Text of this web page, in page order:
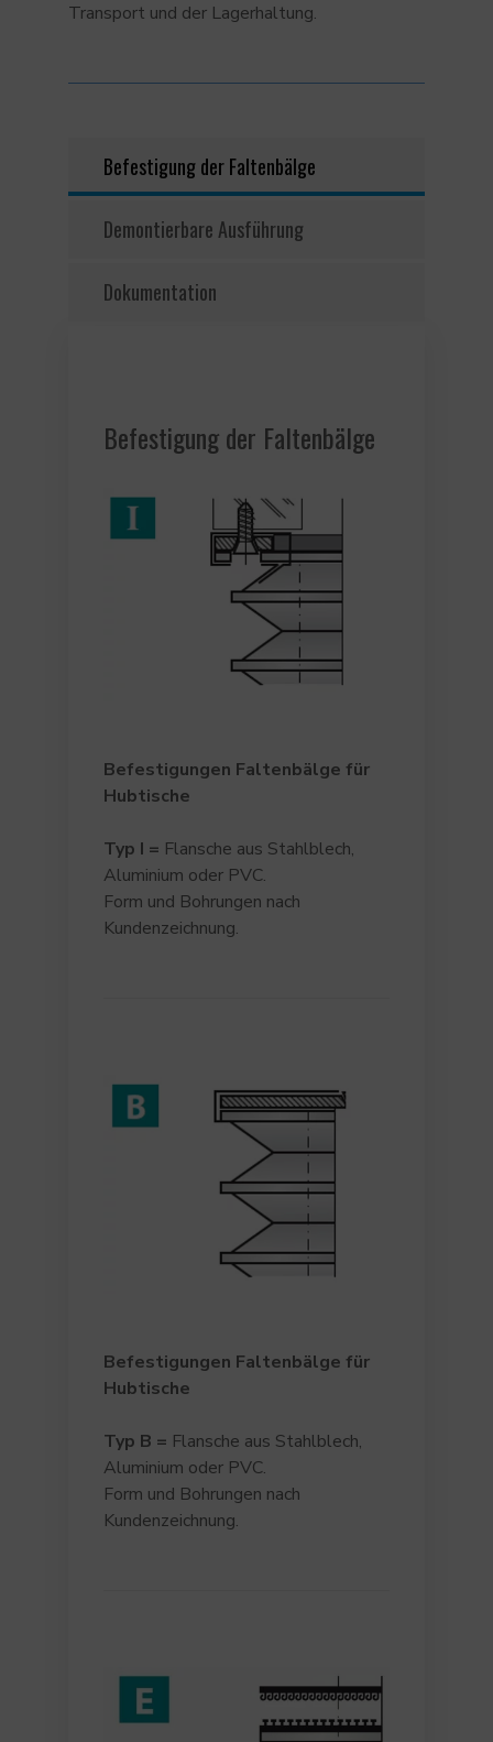
Transport und der Lagerhaltung.
Befestigung der Faltenbälge
Demontierbare Ausführung
Dokumentation
Befestigung der Faltenbälge
Befestigungen Faltenbälge für
Hubtische
Typ I = Flansche aus Stahlblech,
Aluminium oder PVC.
Form und Bohrungen nach
Kundenzeichnung.
Befestigungen Faltenbälge für
Hubtische
Typ B = Flansche aus Stahlblech,
Aluminium oder PVC.
Form und Bohrungen nach
Kundenzeichnung.